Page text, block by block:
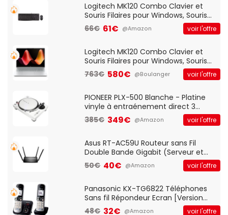
Logitech MK120 Combo Clavier et
Souris Filaires pour Windows, Souris
Optique Filaire, Connexion USB Plug
And Play, Confortable, Taille
QWERTY UK - Noir
66€ 61€ @Amazon voir l'offre
Logitech MK120 Combo Clavier et
Souris Filaires pour Windows, Souris
Optique Filaire, Connexion USB Plug
And Play, Confortable, Taille
QWERTY UK - Noir
763€ 580€ @Boulanger voir l'offre
PIONEER PLX-500 Blanche - Platine
vinyle à entraénement direct 3
vitesses (33-45-78 trs/min) avec
pre-ampli intégré et port USB
385€ 349€ @Amazon voir l'offre
Asus RT-AC59U Routeur sans Fil
Double Bande Gigabit (Serveur et
Client VPN, Triple Vlan, Mode Point
d'accès et Bridge, contrôle Parental,
50€ 40€ @Amazon voir l'offre
Panasonic KX-TG6822 Téléphones
Sans fil Répondeur Ecran [Version
Française]
48€ 32€ @Amazon voir l'offre